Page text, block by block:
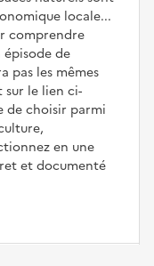
locale...
comprendre
de
pas les mêmes
sur le lien ci-
de choisir parmi
en une
et documenté